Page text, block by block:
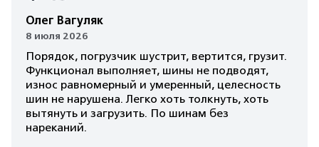
Олег Вагуляк
8 июля 2026
Порядок, погрузчик шустрит, вертится, грузит.
Функционал выполняет, шины не подводят,
износ равномерный и умеренный, целесность
шин не нарушена. Легко хоть толкнуть, хоть
вытянуть и загрузить. По шинам без
нареканий.